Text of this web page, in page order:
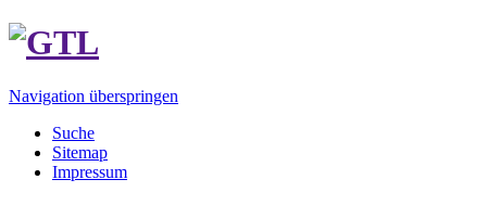
Navigation überspringen
Suche
Sitemap
Impressum